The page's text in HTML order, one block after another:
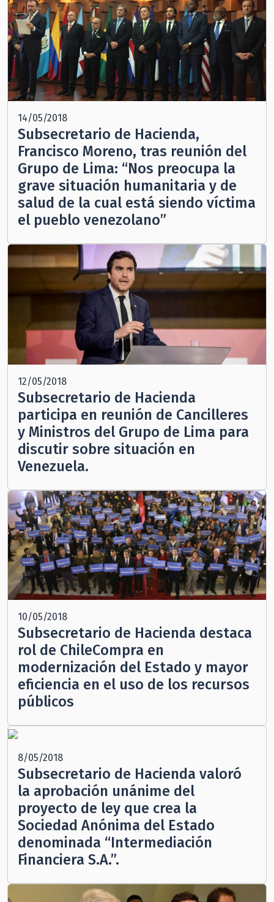
14/05/2018
Subsecretario de Hacienda,
Francisco Moreno, tras reunión del
Grupo de Lima: “Nos preocupa la
grave situación humanitaria y de
salud de la cual está siendo víctima
el pueblo venezolano”
12/05/2018
Subsecretario de Hacienda
participa en reunión de Cancilleres
y Ministros del Grupo de Lima para
discutir sobre situación en
Venezuela.
10/05/2018
Subsecretario de Hacienda destaca
rol de ChileCompra en
modernización del Estado y mayor
eficiencia en el uso de los recursos
públicos
8/05/2018
Subsecretario de Hacienda valoró
la aprobación unánime del
proyecto de ley que crea la
Sociedad Anónima del Estado
denominada “Intermediación
Financiera S.A.”.